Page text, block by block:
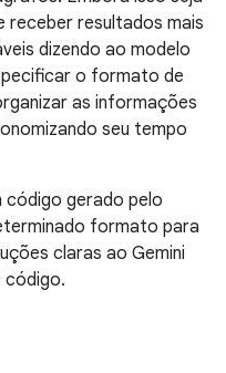
receber resultados mais
dizendo ao modelo
o formato de
as informações
seu tempo
código gerado pelo
formato para
claras ao Gemini